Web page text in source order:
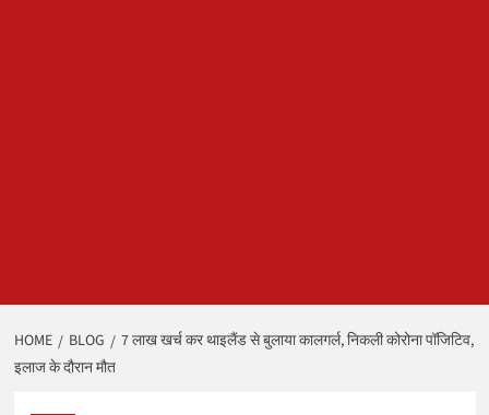
HOME BLOG
7 लाख खर्च कर थाइलैंड से बुलाया कालगर्ल, निकली कोरोना पॉजिटिव,
इलाज के दौरान मौत